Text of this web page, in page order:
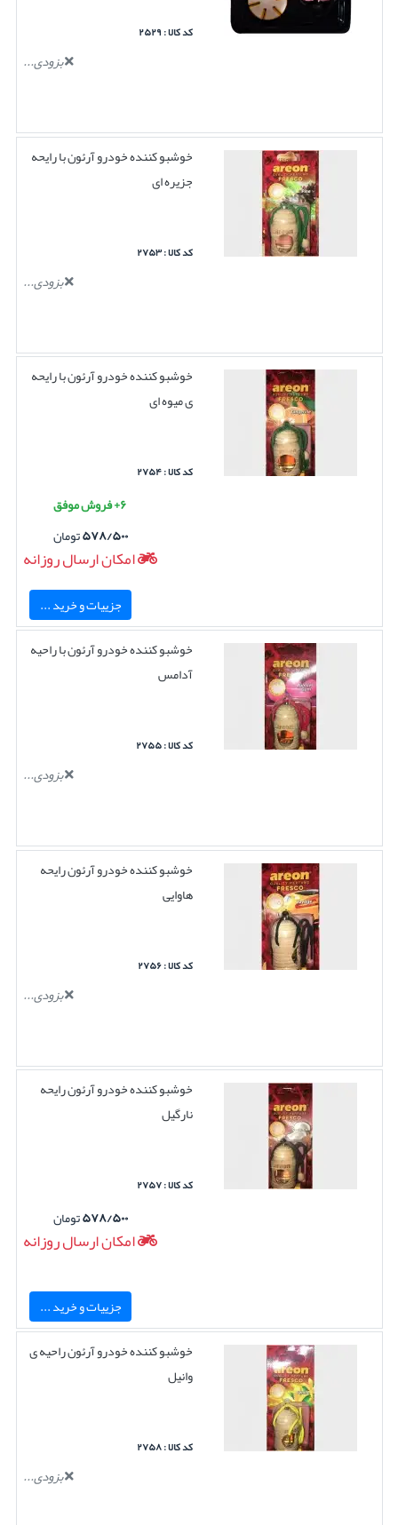
کد کالا : ۲۵۲۹
بزودی...
خوشبو کننده خودرو آرئون با رایحه
جزیره ای
کد کالا : ۲۷۵۳
بزودی...
خوشبو کننده خودرو آرئون با رایحه
ی میوه ای
کد کالا : ۲۷۵۴
۶+ فروش موفق
۵۷۸/۵۰۰تومان
امکان ارسال روزانه
جزییات و خرید ...
خوشبو کننده خودرو آرئون با راحیه
آدامس
کد کالا : ۲۷۵۵
بزودی...
خوشبو کننده خودرو آرئون رایحه
هاوایی
کد کالا : ۲۷۵۶
بزودی...
خوشبو کننده خودرو آرئون رایحه
نارگیل
کد کالا : ۲۷۵۷
۵۷۸/۵۰۰تومان
امکان ارسال روزانه
جزییات و خرید ...
خوشبو کننده خودرو آرئون راحیه ی
وانیل
کد کالا : ۲۷۵۸
بزودی...